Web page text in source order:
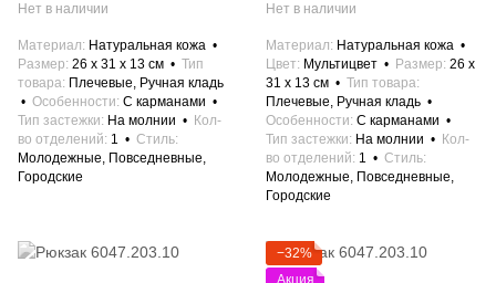
Нет в наличии
Материал
Натуральная кожа
Размер 26 x 31 x 13 см
Тип
товара Плечевые, Ручная кладь
Особенности С карманами
Тип застежки
На молнии
Кол-
во отделений 1
Стиль
Молодежные, Повседневные,
Городские
Нет в наличии
Материал
Натуральная кожа
Цвет
Мультицвет Размер 26 x
31 x 13 см
Тип товара
Плечевые, Ручная кладь
Особенности С карманами
Тип застежки
На молнии
Кол-
во отделений 1
Стиль
Молодежные, Повседневные,
Городские
−32%
Акция